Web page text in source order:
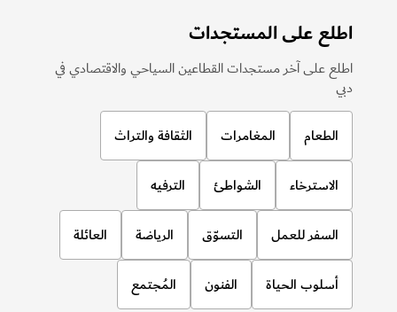
اطلع على المستجدات
اطلع على آخر مستجدات القطاعين السياحي والاقتصادي في
دبي
الطعام المغامرات الثقافة والتراث
الاسترخاء الشواطئ الترفيه
السفر للعمل التسوّق الرياضة العائلة
أسلوب الحياة الفنون المُجتمع